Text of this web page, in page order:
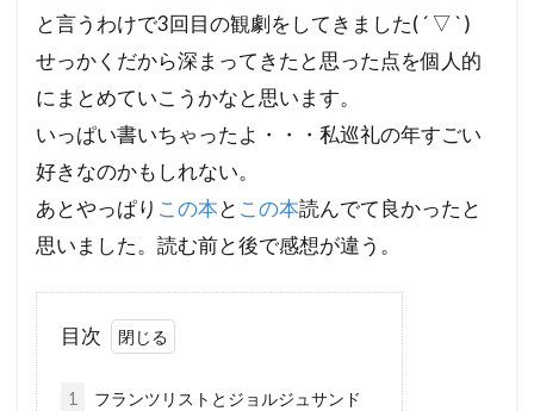
と言うわけで3回目の観劇をしてきました( ´ ▽ ` )
せっかくだから深まってきたと思った点を個人的
にまとめていこうかなと思います。
いっぱい書いちゃったよ・・・私巡礼の年すごい
好きなのかもしれない。
あとやっぱり この本と この本読んでて良かったと
思いました。読む前と後で感想が違う。
目次
1 フランツリストとジョルジュサンド